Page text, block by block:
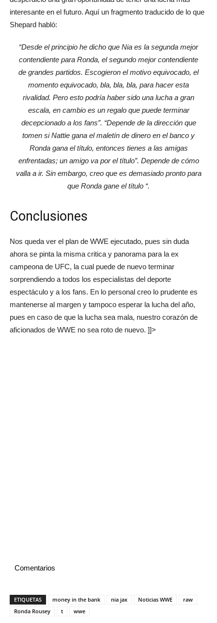
interesante en el futuro. Aquí un fragmento traducido de lo que
Shepard habló:
“Desde el principio he dicho que Nia es la segunda mejor
contendiente para Ronda, el segundo mejor contendiente
de grandes partidos. Escogieron el motivo equivocado, el
momento equivocado, bla, bla, bla, para hacer esta
rivalidad. Pero esto podría haber sido una lucha a gran
escala, en cambio es un regalo que puede terminar
decepcionado a los fans”. “Depende de la dirección que
tomen si Nattie gana el maletín de dinero en el banco y
Ronda gana el título, entonces tienes a las amigas
enfrentadas; un amigo va por el título”. Depende de cómo
valla a ir. Sin embargo, creo que es demasiado pronto para
que Ronda gane el título “.
Conclusiones
Nos queda ver el plan de WWE ejecutado, pues sin duda
ahora se pinta la misma critica y panorama para la ex
campeona de UFC, la cual puede de nuevo terminar
sorprendiendo a todos los especialistas del deporte
espectáculo y a los fans. En lo personal creo lo prudente es
mantenerse al margen y tampoco esperar la lucha del año,
pues en caso de que la lucha sea mala, nuestro corazón de
aficionados de WWE no sea roto de nuevo. ]]>
Comentarios
ETIQUETAS money in the bank nia jax Noticias WWE
raw
Ronda Rousey
t wwe